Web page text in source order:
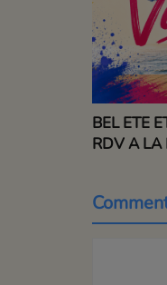
BEL ETE
RDV A LA